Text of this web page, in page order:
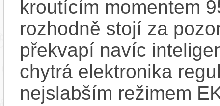
kroutícím momentem
rozhodně stojí za
překvapí navíc
chytrá elektronika
nejslabším režimem